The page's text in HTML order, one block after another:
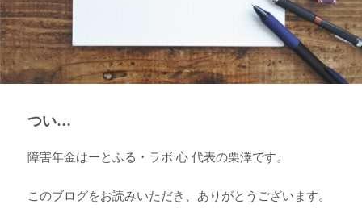
つい…
障害年金はーとふる・ラボ 心 代表の栗澤です。
このブログをお読みいただき、ありがとうございます。